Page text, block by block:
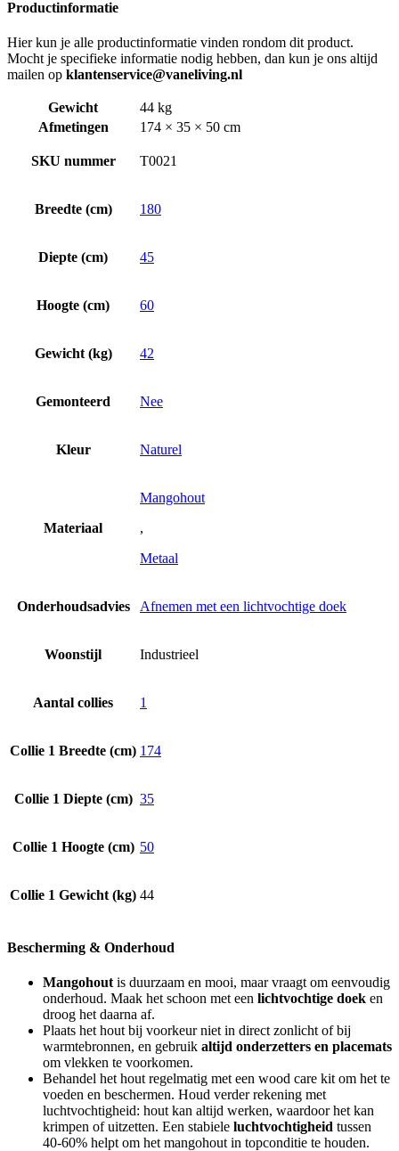
Productinformatie
Hier kun je alle productinformatie vinden rondom dit product.
Mocht je specifieke informatie nodig hebben, dan kun je ons altijd
mailen op klantenservice@vaneliving.nl
Gewicht
44 kg
Afmetingen
174 × 35 × 50 cm
SKU nummer T0021
Breedte (cm) 180
Diepte (cm) 45
Hoogte (cm) 60
Gewicht (kg) 42
Gemonteerd Nee
Kleur Naturel
Materiaal
Mangohout
,
Metaal
Onderhoudsadvies Afnemen met een lichtvochtige doek
Woonstijl Industrieel
Aantal collies 1
Collie 1 Breedte (cm) 174
Collie 1 Diepte (cm) 35
Collie 1 Hoogte (cm) 50
Collie 1 Gewicht (kg) 44
Bescherming & Onderhoud
Mangohout is duurzaam en mooi, maar vraagt om eenvoudig
onderhoud. Maak het schoon met een lichtvochtige doek en
droog het daarna af.
Plaats het hout bij voorkeur niet in direct zonlicht of bij
warmtebronnen, en gebruik altijd onderzetters en placemats
om vlekken te voorkomen.
Behandel het hout regelmatig met een wood care kit om het te
voeden en beschermen. Houd verder rekening met
luchtvochtigheid: hout kan altijd werken, waardoor het kan
krimpen of uitzetten. Een stabiele luchtvochtigheid tussen
40-60% helpt om het mangohout in topconditie te houden.